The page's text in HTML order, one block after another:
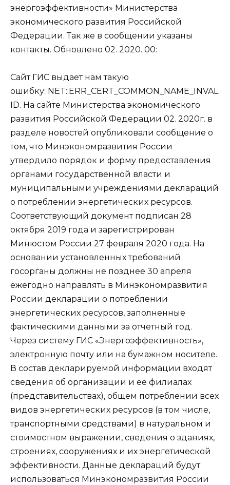
энергоэффективности» Министерства
экономического развития Российской
Федерации. Так же в сообщении указаны
контакты. Обновлено 02. 2020. 00:
Сайт ГИС выдает нам такую
ошибку: NET::ERR_CERT_COMMON_NAME_INVAL
ID. На сайте Министерства экономического
развития Российской Федерации 02. 2020г. в
разделе новостей опубликовали сообщение о
том, что Минэкономразвития России
утвердило порядок и форму предоставления
органами государственной власти и
муниципальными учреждениями деклараций
о потреблении энергетических ресурсов.
Соответствующий документ подписан 28
октября 2019 года и зарегистрирован
Минюстом России 27 февраля 2020 года. На
основании установленных требований
госорганы должны не позднее 30 апреля
ежегодно направлять в Минэкономразвития
России декларации о потреблении
энергетических ресурсов, заполненные
фактическими данными за отчетный год.
Через систему ГИС «Энергоэффективность»,
электронную почту или на бумажном носителе.
В состав декларируемой информации входят
сведения об организации и ее филиалах
(представительствах), общем потреблении всех
видов энергетических ресурсов (в том числе,
транспортными средствами) в натуральном и
стоимостном выражении, сведения о зданиях,
строениях, сооружениях и их энергетической
эффективности. Данные деклараций будут
использоваться Минэкономразвития России